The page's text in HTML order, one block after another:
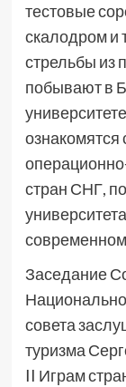
тестовые
скалодром и
стрельбы из
побывают в
ознакомятся
стран СНГ,
Заседание
совета
туризма
II Играм